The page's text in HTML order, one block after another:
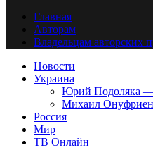
Главная
Авторам
Владельцам авторских
Новости
Украина
Юрий Подоляка
Михаил
Россия
Мир
ТВ Онлайн